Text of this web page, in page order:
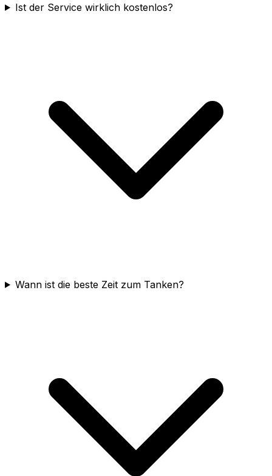
Ist der Service wirklich kostenlos?
Wann ist die beste Zeit zum Tanken?